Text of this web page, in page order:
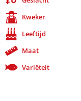
Kweker
Leeftijd
Maat
Variëteit